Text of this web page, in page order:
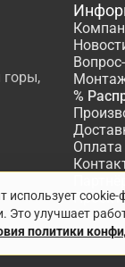
горы,
%
Оплата
использует
Это улучшает
политики